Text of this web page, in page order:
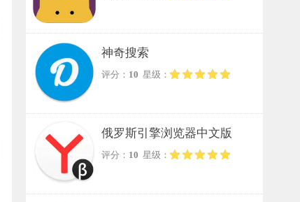
神奇搜索
评分： 10 星级：
俄罗斯引擎浏览器中文版
评分： 10 星级：